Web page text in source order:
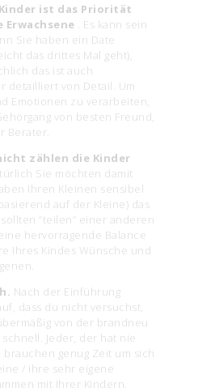
ist das Priorität
. Es kann sein
Sie haben ein Date
das drittes Mal geht),
das ist auch
detailliert von Detail. Um
Emotionen zu verarbeiten,
von besten Freund,
Berater.
zählen die Kinder
Sie möchten damit
Ihren Kleinen sensibel
auf der Kleine) das
“teilen” einer anderen
hervorragende Balance
Ihres Kindes Wünsche und
Nach der Einführung
dass du nicht versuchst,
von der brandneu
Jeder, der hat nie
genug Zeit um sich
/ ihre sehr eigene
mit Ihrer Kindern.